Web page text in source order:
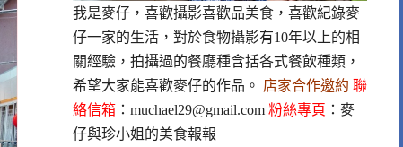
我是麥仔，喜歡攝影喜歡品美食，喜歡紀錄麥
仔一家的生活，對於食物攝影有10年以上的相
關經驗，拍攝過的餐廳種含括各式餐飲種類，
希望大家能喜歡麥仔的作品。 店家合作邀約 聯
絡信箱： muchael29@gmail.com 粉絲專頁 ： 麥
仔與珍小姐的美食報報